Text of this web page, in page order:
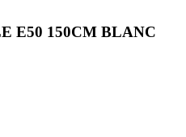
E50 150CM BLANC